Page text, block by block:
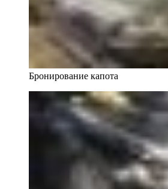
Бронирование капота